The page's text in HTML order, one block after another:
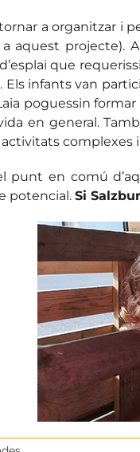
a organitzar i
aquest projecte).
que
Els infants van
poguessin
en general.
activitats
punt en comú
potencial. Si